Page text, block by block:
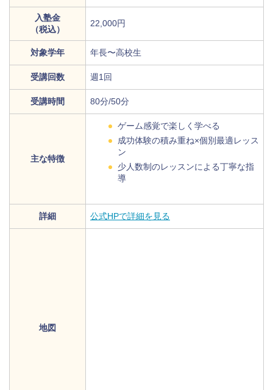
入塾金
（税込）
22,000円
対象学年 年長〜高校生
受講回数 週1回
受講時間 80分/50分
主な特徴
ゲーム感覚で楽しく学べる
成功体験の積み重ね×個別最適レッス
ン
少人数制のレッスンによる丁寧な指
導
詳細 公式HPで詳細を見る
地図